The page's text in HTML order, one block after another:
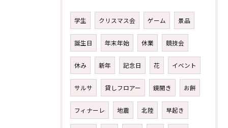
学生 クリスマス会 ゲーム 景品
誕生日 年末年始 休業 競技会
休み 新年 記念日 花 イベント
サルサ 貸しフロアー 鏡開き お餅
フィナーレ 地震 北陸 早起き
無料体験レッスンはこちらから
無料体験レッスンはこちらから